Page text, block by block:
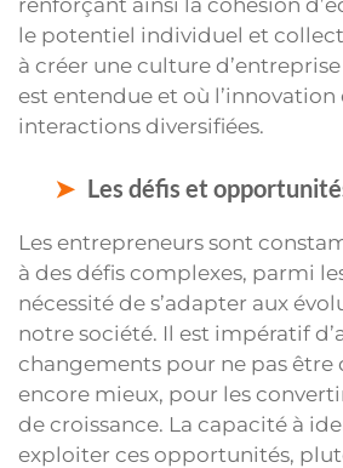
renforçant ainsi la cohésion
le potentiel individuel et
à créer une culture
est entendue et où l’innovation
interactions diversifiées.
Les défis et
Les entrepreneurs sont
à des défis complexes, parmi
nécessité de s’adapter aux
notre société. Il est impératif
changements pour ne pas être
encore mieux, pour les
de croissance. La capacité à
exploiter ces opportunités,